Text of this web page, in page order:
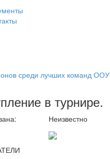
среди лучших команд ООУ
в турнире.
Неизвестно